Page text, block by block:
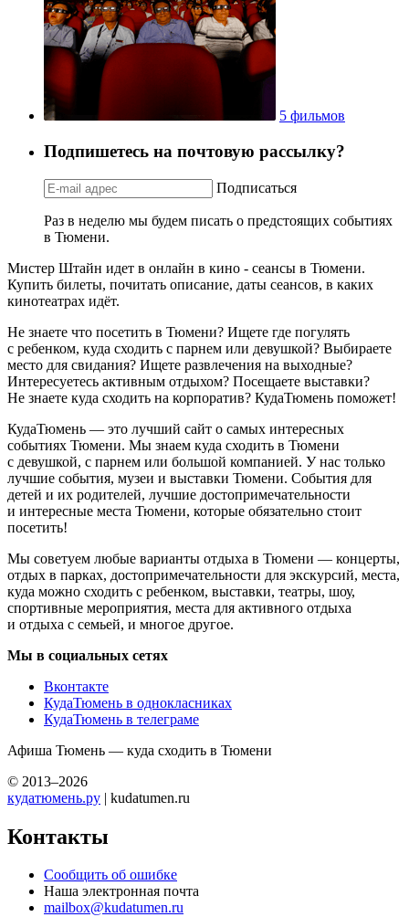
5 фильмов
Подпишетесь на почтовую рассылку?
Подписаться
Раз в неделю мы будем писать о предстоящих событиях
в Тюмени.
Мистер Штайн идет в онлайн в кино - сеансы в Тюмени.
Купить билеты, почитать описание, даты сеансов, в каких
кинотеатрах идёт.
Не знаете что посетить в Тюмени? Ищете где погулять
с ребенком, куда сходить с парнем или девушкой? Выбираете
место для свидания? Ищете развлечения на выходные?
Интересуетесь активным отдыхом? Посещаете выставки?
Не знаете куда сходить на корпоратив? КудаТюмень поможет!
КудаТюмень — это лучший сайт о самых интересных
событиях Тюмени. Мы знаем куда сходить в Тюмени
с девушкой, с парнем или большой компанией. У нас только
лучшие события, музеи и выставки Тюмени. События для
детей и их родителей, лучшие достопримечательности
и интересные места Тюмени, которые обязательно стоит
посетить!
Мы советуем любые варианты отдыха в Тюмени — концерты,
отдых в парках, достопримечательности для экскурсий, места,
куда можно сходить с ребенком, выставки, театры, шоу,
спортивные мероприятия, места для активного отдыха
и отдыха с семьей, и многое другое.
Мы в социальных сетях
Вконтакте
КудаТюмень в однокласниках
КудаТюмень в телеграме
Афиша Тюмень — куда сходить в Тюмени
© 2013–2026
кудатюмень.ру | kudatumen.ru
Контакты
Сообщить об ошибке
Наша электронная почта
mailbox@kudatumen.ru